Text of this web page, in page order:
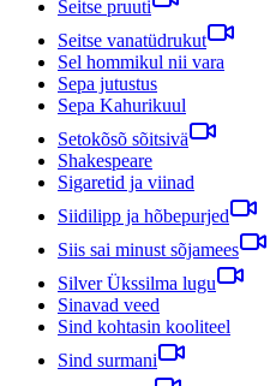
Seitse pruuti
Seitse vanatüdrukut
Sel hommikul nii vara
Sepa jutustus
Sepa Kahurikuul
Setokõsõ sõitsivä
Shakespeare
Sigaretid ja viinad
Siidilipp ja hõbepurjed
Siis sai minust sõjamees
Silver Ükssilma lugu
Sinavad veed
Sind kohtasin kooliteel
Sind surmani